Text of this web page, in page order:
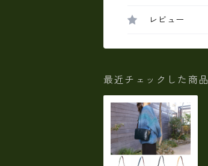
レビュー
最近チェックした商品